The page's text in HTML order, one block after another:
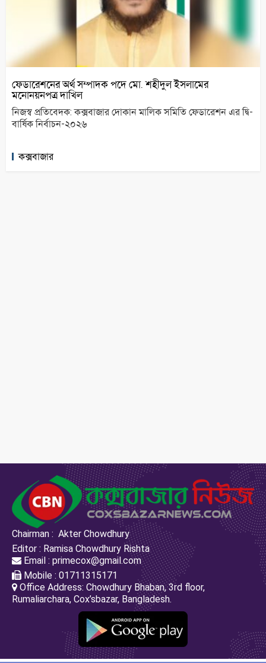
ফেডারেশনের অর্থ সম্পাদক পদে মো. শহীদুল ইসলামের
মনোনয়নপত্র দাখিল
নিজস্ব প্রতিবেদক: কক্সবাজার দোকান মালিক সমিতি ফেডারেশন এর দ্বি-
বার্ষিক নির্বাচন-২০২৬
কক্সবাজার
Chairman : Akter Chowdhury
Editor : Ramisa Chowdhury Rishta
Email : primecox@gmail.com
Mobile : 01711315171
Office Address: Chowdhury Bhaban, 3rd floor,
Rumaliarchara, Cox’sbazar, Bangladesh.